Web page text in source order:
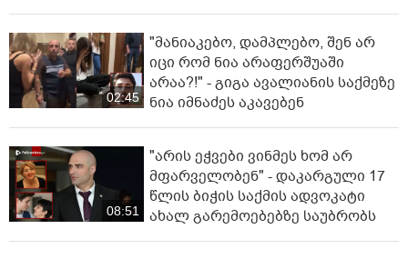
02:45
"მანიაკებო, დამპლებო, შენ არ
იცი რომ ნია არაფერშუაში
არაა?!" - გიგა ავალიანის საქმეზე
ნია იმნაძეს აკავებენ
08:51
"არის ეჭვები ვინმეს ხომ არ
მფარველობენ" - დაკარგული 17
წლის ბიჭის საქმის ადვოკატი
ახალ გარემოებებზე საუბრობს